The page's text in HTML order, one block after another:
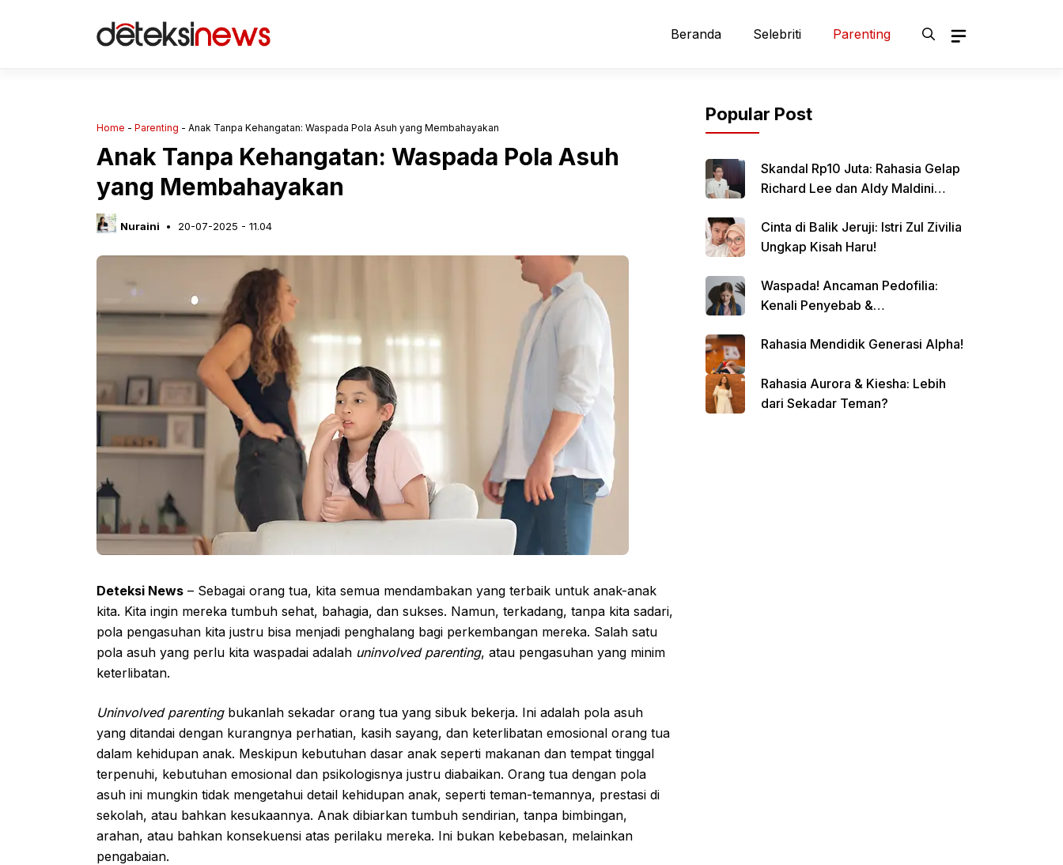
Beranda Selebriti Parenting
Home - Parenting - Anak Tanpa Kehangatan: Waspada Pola Asuh yang Membahayakan
Anak Tanpa Kehangatan: Waspada Pola Asuh
yang Membahayakan
Nuraini 20-07-2025 - 11.04
Deteksi News – Sebagai orang tua, kita semua mendambakan yang terbaik untuk anak-anak
kita. Kita ingin mereka tumbuh sehat, bahagia, dan sukses. Namun, terkadang, tanpa kita sadari,
pola pengasuhan kita justru bisa menjadi penghalang bagi perkembangan mereka. Salah satu
pola asuh yang perlu kita waspadai adalah uninvolved parenting, atau pengasuhan yang minim
keterlibatan.
Uninvolved parentingbukanlah sekadar orang tua yang sibuk bekerja. Ini adalah pola asuh
yang ditandai dengan kurangnya perhatian, kasih sayang, dan keterlibatan emosional orang tua
dalam kehidupan anak. Meskipun kebutuhan dasar anak seperti makanan dan tempat tinggal
terpenuhi, kebutuhan emosional dan psikologisnya justru diabaikan. Orang tua dengan pola
asuh ini mungkin tidak mengetahui detail kehidupan anak, seperti teman-temannya, prestasi di
sekolah, atau bahkan kesukaannya. Anak dibiarkan tumbuh sendirian, tanpa bimbingan,
arahan, atau bahkan konsekuensi atas perilaku mereka. Ini bukan kebebasan, melainkan
pengabaian.
Popular Post
Skandal Rp10 Juta: Rahasia Gelap
Richard Lee dan Aldy Maldini
Cinta di Balik Jeruji: Istri Zul Zivilia
Ungkap Kisah Haru!
Waspada! Ancaman Pedofilia:
Kenali Penyebab &
Rahasia Mendidik Generasi Alpha!
Rahasia Aurora & Kiesha: Lebih
dari Sekadar Teman?